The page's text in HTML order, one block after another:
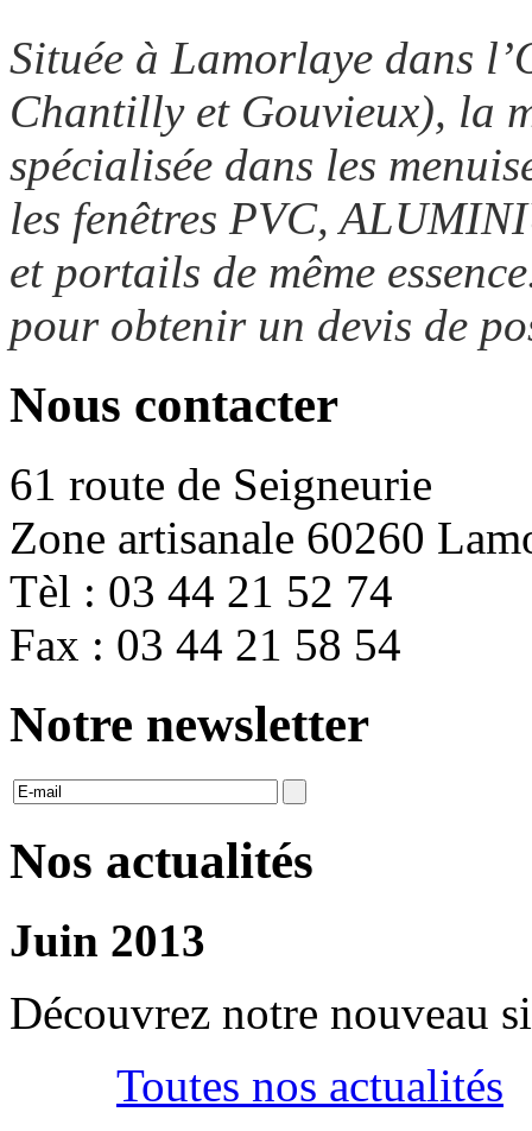
Située à Lamorlaye dans
Chantilly et Gouvieux), la
spécialisée dans les
les fenêtres PVC,
et portails de même
pour obtenir un devis de
Nous contacter
61 route de Seigneurie
Zone artisanale 60260
Tèl : 03 44 21 52 74
Fax : 03 44 21 58 54
Notre newsletter
Nos actualités
Juin 2013
Découvrez notre nouveau
Toutes nos actualités